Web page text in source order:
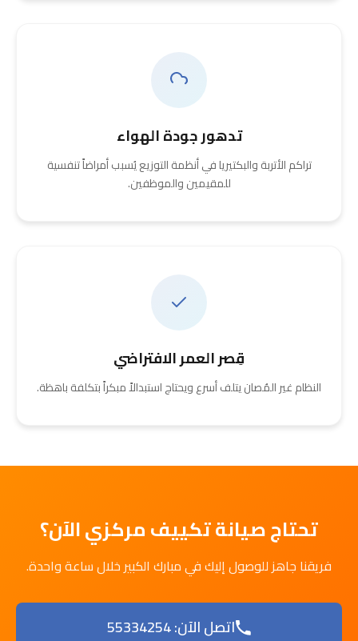
تدهور جودة الهواء
تراكم الأتربة والبكتيريا في أنظمة التوزيع يُسبب أمراضاً تنفسية
للمقيمين والموظفين.
قِصر العمر الافتراضي
النظام غير المُصان يتلف أسرع ويحتاج استبدالاً مبكراً بتكلفة باهظة.
تحتاج صيانة تكييف مركزي الآن؟
فريقنا جاهز للوصول إليك في مبارك الكبير خلال ساعة واحدة.
اتصل الآن: 55334254